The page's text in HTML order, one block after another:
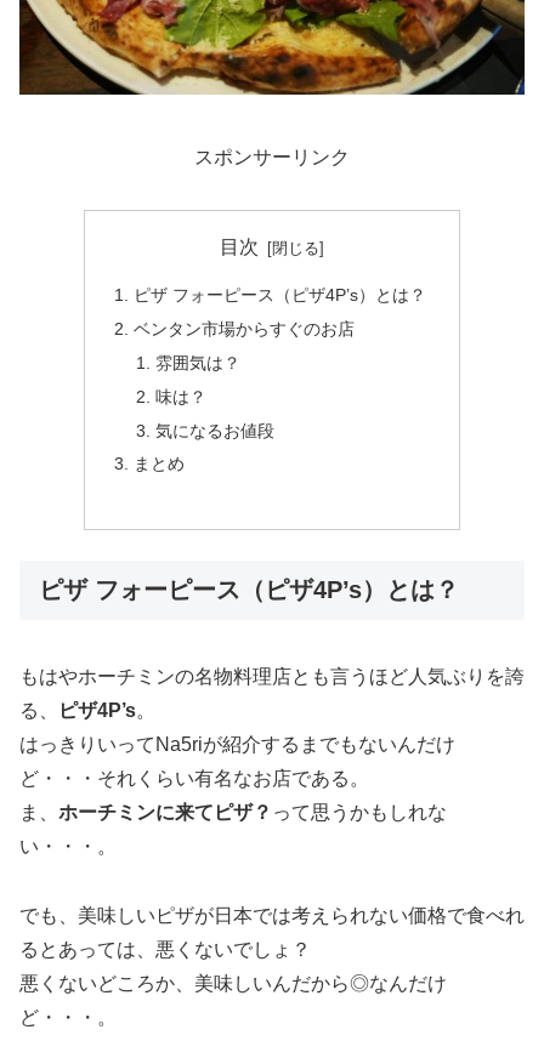
スポンサーリンク
目次
ピザ フォーピース（ピザ4P’s）とは？
ベンタン市場からすぐのお店
雰囲気は？
味は？
気になるお値段
まとめ
ピザ フォーピース（ピザ4P’s）とは？
もはやホーチミンの名物料理店とも言うほど人気ぶりを誇
る、
ピザ4P’s。
はっきりいってNa5riが紹介するまでもないんだけ
ど・・・それくらい有名なお店である。
ま、 ホーチミンに来てピザ？ って思うかもしれな
い・・・。
でも、美味しいピザが日本では考えられない価格で食べれ
るとあっては、悪くないでしょ？
悪くないどころか、美味しいんだから◎なんだけ
ど・・・。